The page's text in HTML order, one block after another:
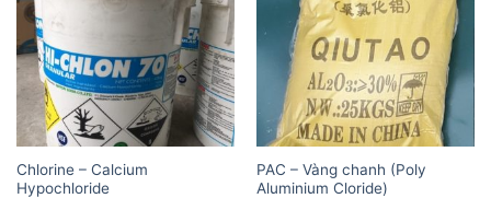
wishlist
Chlorine – Calcium
Hypochloride
wishlist
PAC – Vàng chanh (Poly
Aluminium Cloride)